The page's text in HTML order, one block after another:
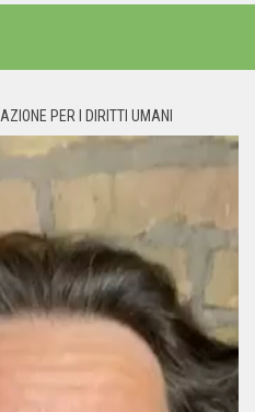
PER I DIRITTI UMANI